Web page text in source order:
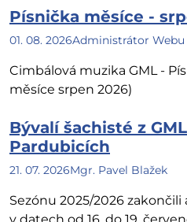
Písnička měsíce -
01. 08. 2026Administrátor Webu
Cimbálová muzika GML -
měsíce srpen 2026)
Bývalí šachisté z
Pardubicích
21. 07. 2026Mgr. Pavel Blažek
Sezónu 2025/2026